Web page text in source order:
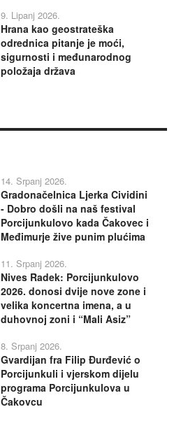
9. Lipanj 2026.
Hrana kao geostrateška
odrednica pitanje je moći,
sigurnosti i međunarodnog
položaja država
14. Srpanj 2026.
Gradonačelnica Ljerka Cividini
- Dobro došli na naš festival
Porcijunkulovo kada Čakovec i
Međimurje žive punim plućima
11. Srpanj 2026.
Nives Radek: Porcijunkulovo
2026. donosi dvije nove zone i
velika koncertna imena, a u
duhovnoj zoni i “Mali Asiz”
8. Srpanj 2026.
Gvardijan fra Filip Đurđević o
Porcijunkuli i vjerskom dijelu
programa Porcijunkulova u
Čakovcu